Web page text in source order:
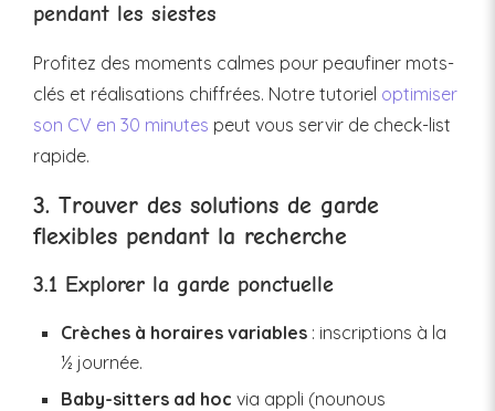
pendant les siestes
Profitez des moments calmes pour peaufiner mots-
clés et réalisations chiffrées. Notre tutoriel optimiser
son CV en 30 minutes peut vous servir de check-list
rapide.
3. Trouver des solutions de garde
flexibles pendant la recherche
3.1 Explorer la garde ponctuelle
Crèches à horaires variables : inscriptions à la
½ journée.
Baby-sitters ad hoc via appli (nounous